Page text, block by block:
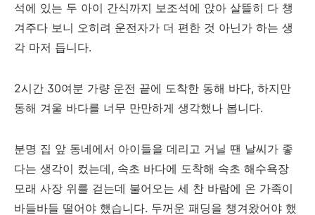
석에 있는 두 아이 간식까지 보조석에 앉아 살뜰히 다 챙
겨주다 보니 오히려 운전자가 더 편한 것 아닌가 하는 생
각 마저 듭니다.
2시간 30여분 가량 운전 끝에 도착한 동해 바다, 하지만
동해 겨울 바다를 너무 만만하게 생각했나 봅니다.
분명 집 앞 동네에서 아이들을 데리고 거닐 땐 날씨가 좋
다는 생각이 컸는데, 속초 바다에 도착해 속초 해수욕장
모래 사장 위를 걷는데 불어오는 세 찬 바람에 온 가족이
바들바들 떨어야 했습니다. 두꺼운 패딩을 챙겨왔어야 했